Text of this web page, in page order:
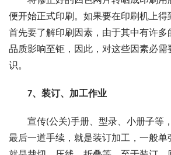
便开始正式印刷。如果要在印刷机上得
首先要了解印刷因素，由于其中有许多
品质影响至钜，因此，对这些因素必需
识。
7、装订、加工作业
宣传(公关)手册、型录、小册子等，
最后一道手续，就是装订加工，一般单